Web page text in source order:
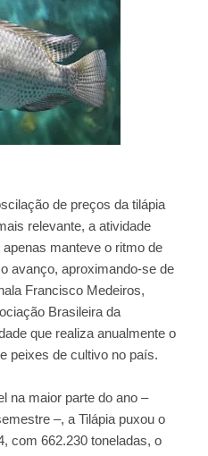
de preços da tilápia
relevante, a atividade
manteve o ritmo de
avanço, aproximando-se de
Francisco Medeiros,
Brasileira da
que realiza anualmente o
peixes de cultivo no país.
na maior parte do ano –
–, a Tilápia puxou o
com 662.230 toneladas, o